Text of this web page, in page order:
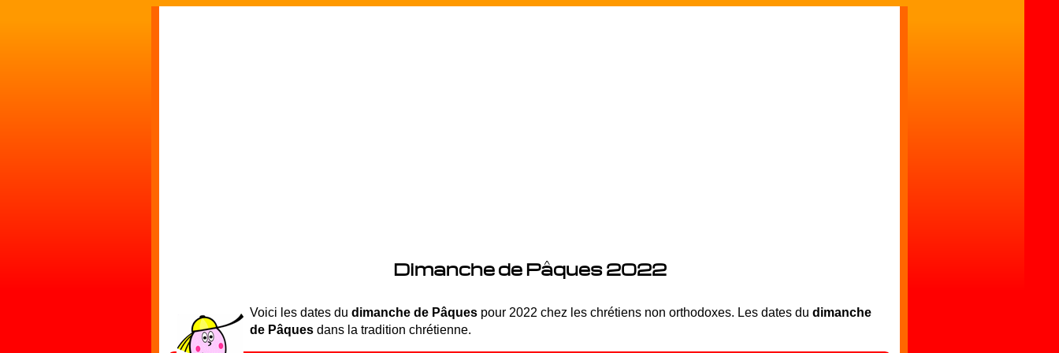
Dimanche de Pâques 2022
Voici les dates du dimanche de Pâques pour 2022 chez les chrétiens non orthodoxes. Les dates du dimanche
de Pâques dans la tradition chrétienne.